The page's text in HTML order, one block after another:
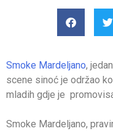
Smoke Mardeljano,
scene sinoć je održao
mladih gdje je
Smoke Mardeljano,